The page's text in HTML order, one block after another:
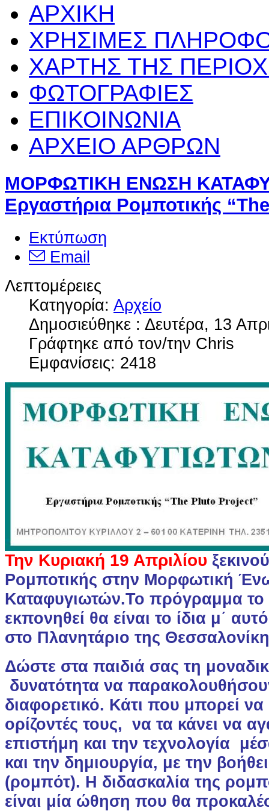
ΑΡΧΙΚΗ
ΧΡΗΣΙΜΕΣ
ΧΑΡΤΗΣ ΤΗΣ
ΦΩΤΟΓΡΑΦΙΕΣ
ΕΠΙΚΟΙΝΩΝΙΑ
ΑΡΧΕΙΟ ΑΡΘΡΩΝ
ΜΟΡΦΩΤΙΚΗ ΕΝΩΣΗ
Εργαστήρια Ρομποτικής
Εκτύπωση
Email
Λεπτομέρειες
Κατηγορία: Αρχείο
Δημοσιεύθηκε : Δευτέρα, 13
Γράφτηκε από τον/την Chris
Εμφανίσεις: 2418
Την Κυριακή 19 Απριλίου
Ρομποτικής στην Μορφωτική
Καταφυγιωτών.Το πρόγραμμα το
εκπονηθεί θα είναι το ίδια μ΄
στο Πλανητάριο της
Δώστε στα παιδιά σας τη
δυνατότητα να
διαφορετικό. Κάτι που μπορεί να
ορίζοντές τους, να τα κάνει να
επιστήμη και την τεχνολογία
και την δημιουργία, με την
(ρομπότ). Η διδασκαλία της
είναι μία ώθηση που θα